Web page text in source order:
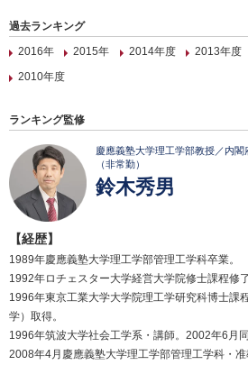
過去ランキング
2016年
2015年 2014年度 2013年度
2010年度
ランキング監修
慶應義塾大学理工学部教授／内
（非常勤）
鈴木秀男
【経歴】
1989年慶應義塾大学理工学部管理工学科卒業。
1992年ロチェスター大学経営大学院修士課程修了
1996年東京工業大学大学院理工学研究科博士課
学）取得。
1996年筑波大学社会工学系・講師。2002年6月同
2008年4月慶應義塾大学理工学部管理工学科・